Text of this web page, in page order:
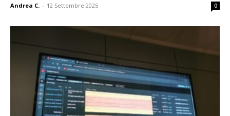
Andrea C. - 12 Settembre 2025 0